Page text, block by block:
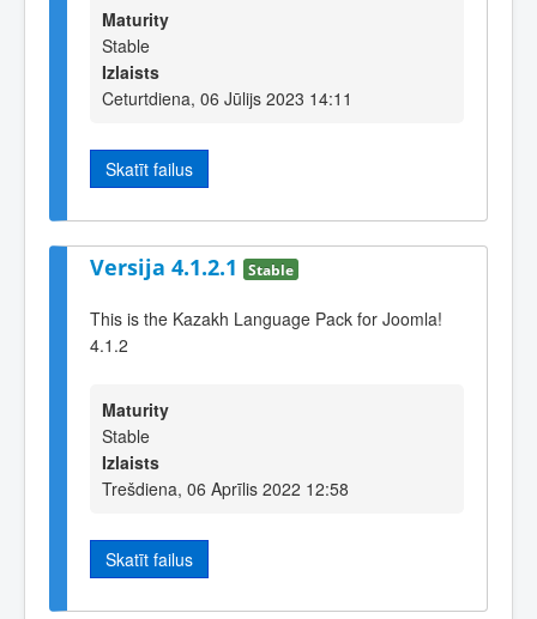
Maturity
Stable
Izlaists
Ceturtdiena, 06 Jūlijs 2023 14:11
Skatīt failus
Versija 4.1.2.1 Stable
This is the Kazakh Language Pack for Joomla!
4.1.2
Maturity
Stable
Izlaists
Trešdiena, 06 Aprīlis 2022 12:58
Skatīt failus